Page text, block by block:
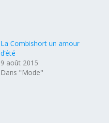
La Combishort un amour
d’été
9 août 2015
Dans "Mode"